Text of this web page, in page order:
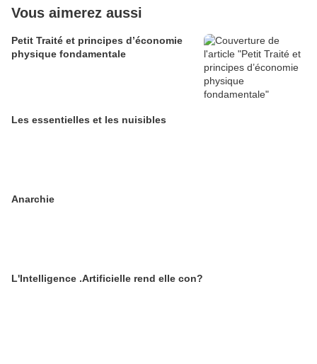
Vous aimerez aussi
Petit Traité et principes d’économie
physique fondamentale
Les essentielles et les nuisibles
Anarchie
L'Intelligence .Artificielle rend elle con?